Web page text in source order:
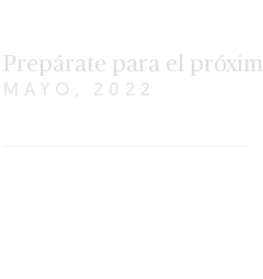
Prepárate para el
MAYO, 2022